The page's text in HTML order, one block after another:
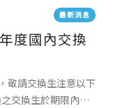
最新消息
度國內交換
敬請交換生注意以下
交換生於期限內回